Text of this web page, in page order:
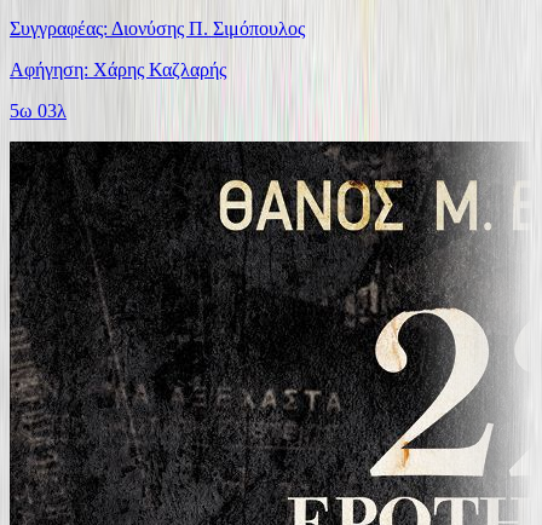
Συγγραφέας: Διονύσης Π. Σιμόπουλος
Αφήγηση: Χάρης Καζλαρής
5ω 03λ